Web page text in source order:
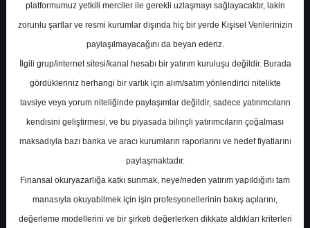
En Yüksek Tahmin 183,00 ₺
Ortalama Fiyat Tahmini 161,43 ₺
Ortalama Getiri Potansiyeli %83.33
platformumuz yetkili merciler ile gerekli uzlaşmayı sağlayacaktır, lakin
zorunlu şartlar ve resmi kurumlar dışında hiç bir yerde Kişisel Verilerinizin
paylaşılmayacağını da beyan ederiz.
İlgili grup/internet sitesi/kanal hesabı bir yatırım kuruluşu değildir. Burada
gördükleriniz herhangi bir varlık için alım/satım yönlendirici nitelikte
tavsiye veya yorum niteliğinde paylaşımlar değildir, sadece yatırımcıların
kendisini geliştirmesi, ve bu piyasada bilinçli yatırımcıların çoğalması
maksadıyla bazı banka ve aracı kurumların raporlarını ve hedef fiyatlarını
paylaşmaktadır.
Finansal okuryazarlığa katkı sunmak, neye/neden yatırım yapıldığını tam
manasıyla okuyabilmek için işin profesyonellerinin bakış açılarını,
değerleme modellerini ve bir şirketi değerlerken dikkate aldıkları kriterleri